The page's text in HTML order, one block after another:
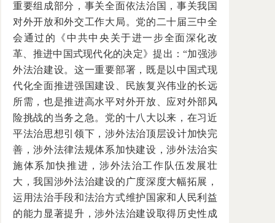
重要组成部分，事关全面依法治国，事关我国
对外开放和外交工作大局。党的二十届三中全
会通过的《中共中央关于进一步全面深化改
革、推进中国式现代化的决定》提出：“加强涉
外法治建设。这一重要部署，既是以中国式现
代化全面推进强国建设、民族复兴伟业的长远
所需，也是推进高水平对外开放、应对外部风
险挑战的当务之急。党的十八大以来，在习近
平法治思想引领下，涉外法治顶层设计加快完
善，涉外法律法规体系加快建设，涉外法治实
施体系加快推进，涉外法治工作队伍发展壮
大，我国涉外法治建设的广度深度大幅拓展，
运用法治手段和法治方式维护国家和人民利益
的能力显著提升，涉外法治建设取得历史性成